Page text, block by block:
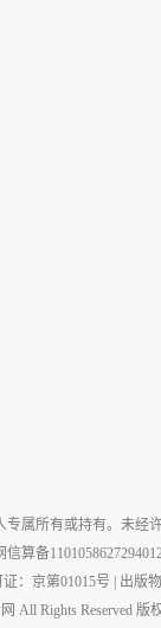
属所有或持有。未经
信算备
：京第01015号
出版
All Rights Reserved 版